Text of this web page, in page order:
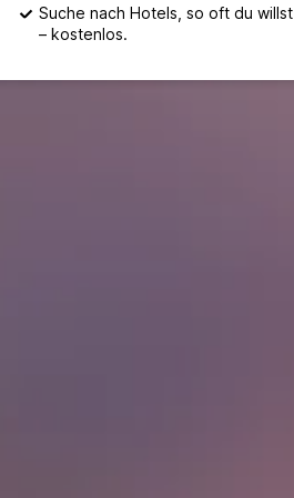
Suche nach Hotels, so oft du willst
– kostenlos.